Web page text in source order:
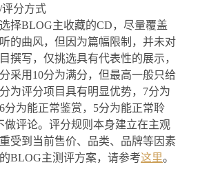
分方式
择BLOG主收藏的CD，尽量覆盖
的曲风，但因为篇幅限制，并未对
撰写，仅挑选具有代表性的展示，
采用10分为满分，但最高一般只给
为评分项目具有明显优势，7分为
分为能正常鉴赏，5分为能正常聆
做评论。评分规则本身建立在主观
受到当前售价、品类、品牌等因素
BLOG主测评方案，请参考这里。